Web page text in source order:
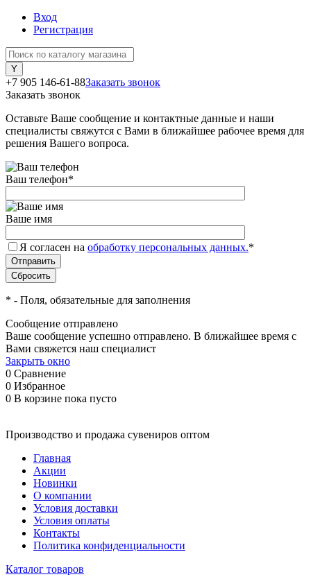
Вход
Регистрация
+7 905 146-61-88Заказать звонок
Заказать звонок
Оставьте Ваше сообщение и контактные данные и наши
специалисты свяжутся с Вами в ближайшее рабочее время для
решения Вашего вопроса.
Ваш телефон*
Ваше имя
Я согласен на обработку персональных данных.*
* - Поля, обязательные для заполнения
Сообщение отправлено
Ваше сообщение успешно отправлено. В ближайшее время с
Вами свяжется наш специалист
Закрыть окно
0 Сравнение
0 Избранное
0 В корзине пока пусто
Производство и продажа сувениров оптом
Главная
Акции
Новинки
О компании
Условия доставки
Условия оплаты
Контакты
Политика конфиденциальности
Каталог товаров